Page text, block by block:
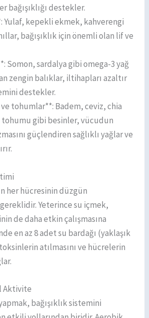
bağışıklığı destekler.
Yulaf, kepekli ekmek, kahverengi
bağışıklık için önemli olan lif ve
Somon, sardalya gibi omega-3 yağ
zengin balıklar, iltihapları azaltır
destekler.
tohumlar**: Badem, ceviz, chia
gibi besinler, vücudun
güçlendiren sağlıklı yağlar ve
her hücresinin düzgün
Yeterince su içmek,
de daha etkin çalışmasına
en az 8 adet su bardağı (yaklaşık
atılmasını ve hücrelerin
Aktivite
bağışıklık sistemini